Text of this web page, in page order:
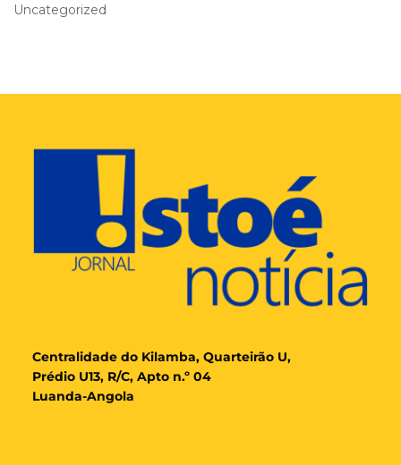
Uncategorized
Centralidade do Kilamba, Quarteirão U,
Prédio U13, R/C, Apto n.º 04
Luanda-Angola